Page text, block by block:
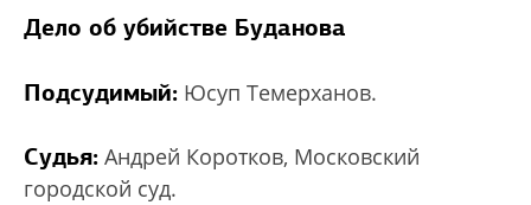
Дело об убийстве Буданова
Подсудимый: Юсуп Темерханов.
Судья: Андрей Коротков, Московский
городской суд.